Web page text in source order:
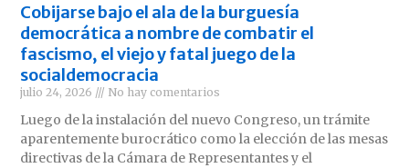
Cobijarse bajo el ala de la burguesía
democrática a nombre de combatir el
fascismo, el viejo y fatal juego de la
socialdemocracia
julio 24, 2026 No hay comentarios
Luego de la instalación del nuevo Congreso, un trámite
aparentemente burocrático como la elección de las mesas
directivas de la Cámara de Representantes y el